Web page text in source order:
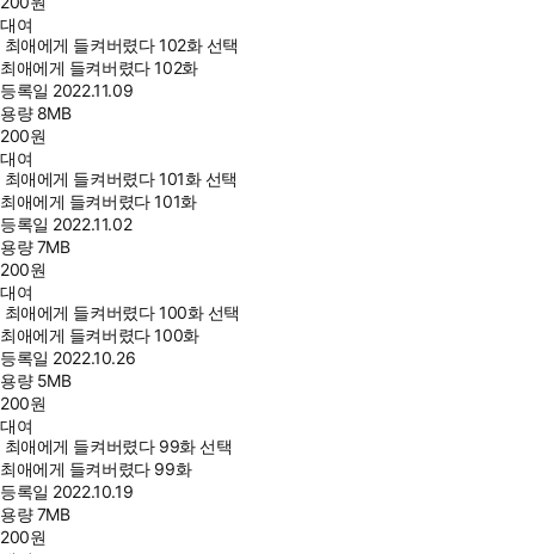
대여
최애에게 들켜버렸다 102화 선택
최애에게 들켜버렸다 102화
등록일 2022.11.09
용량 8MB
200원
대여
최애에게 들켜버렸다 101화 선택
최애에게 들켜버렸다 101화
등록일 2022.11.02
용량7MB
200원
대여
최애에게 들켜버렸다 100화 선택
최애에게 들켜버렸다 100화
등록일 2022.10.26
용량 5MB
200원
대여
최애에게 들켜버렸다 99화 선택
최애에게 들켜버렸다 99화
등록일 2022.10.19
용량7MB
200원